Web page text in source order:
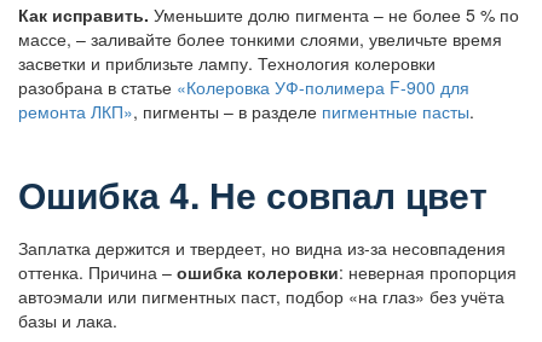
Как исправить. Уменьшите долю пигмента – не более 5 % по
массе, – заливайте более тонкими слоями, увеличьте время
засветки и приблизьте лампу. Технология колеровки
разобрана в статье «Колеровка УФ-полимера F-900 для
ремонта ЛКП», пигменты – в разделе пигментные пасты.
Ошибка 4. Не совпал цвет
Заплатка держится и твердеет, но видна из-за несовпадения
оттенка. Причина – ошибка колеровки: неверная пропорция
автоэмали или пигментных паст, подбор «на глаз» без учёта
базы и лака.